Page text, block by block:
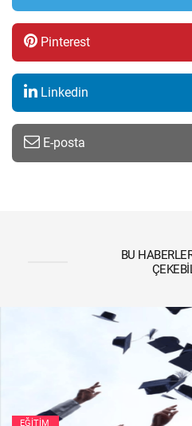
Pinterest
Linkedin
E-posta
BU
EĞITIM